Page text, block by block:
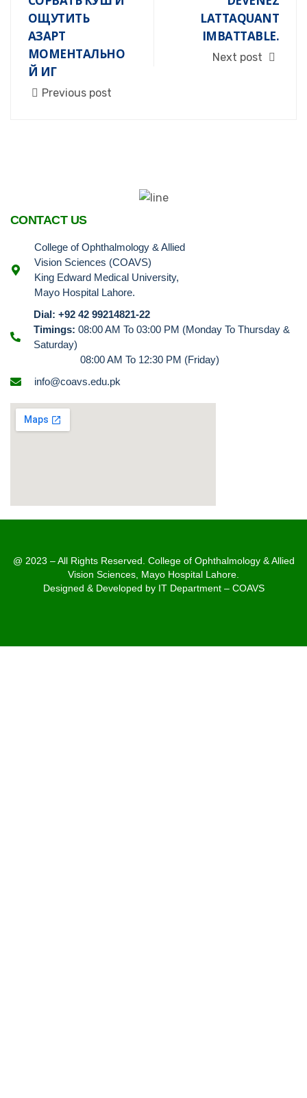
ОЩУТИТЬ
АЗАРТ
МОМЕНТАЛЬНО
Й ИГ
Previous post
LATTAQUANT
IMBATTABLE.
Next post
CONTACT US
College of Ophthalmology & Allied
Vision Sciences (COAVS)
King Edward Medical University,
Mayo Hospital Lahore.
Dial: +92 42 99214821-22
Timings: 08:00 AM To 03:00 PM (Monday To Thursday &
Saturday)
08:00 AM To 12:30 PM (Friday)
info@coavs.edu.pk
@ 2023 – All Rights Reserved. College of Ophthalmology & Allied
Vision Sciences, Mayo Hospital Lahore.
Designed & Developed by IT Department – COAVS